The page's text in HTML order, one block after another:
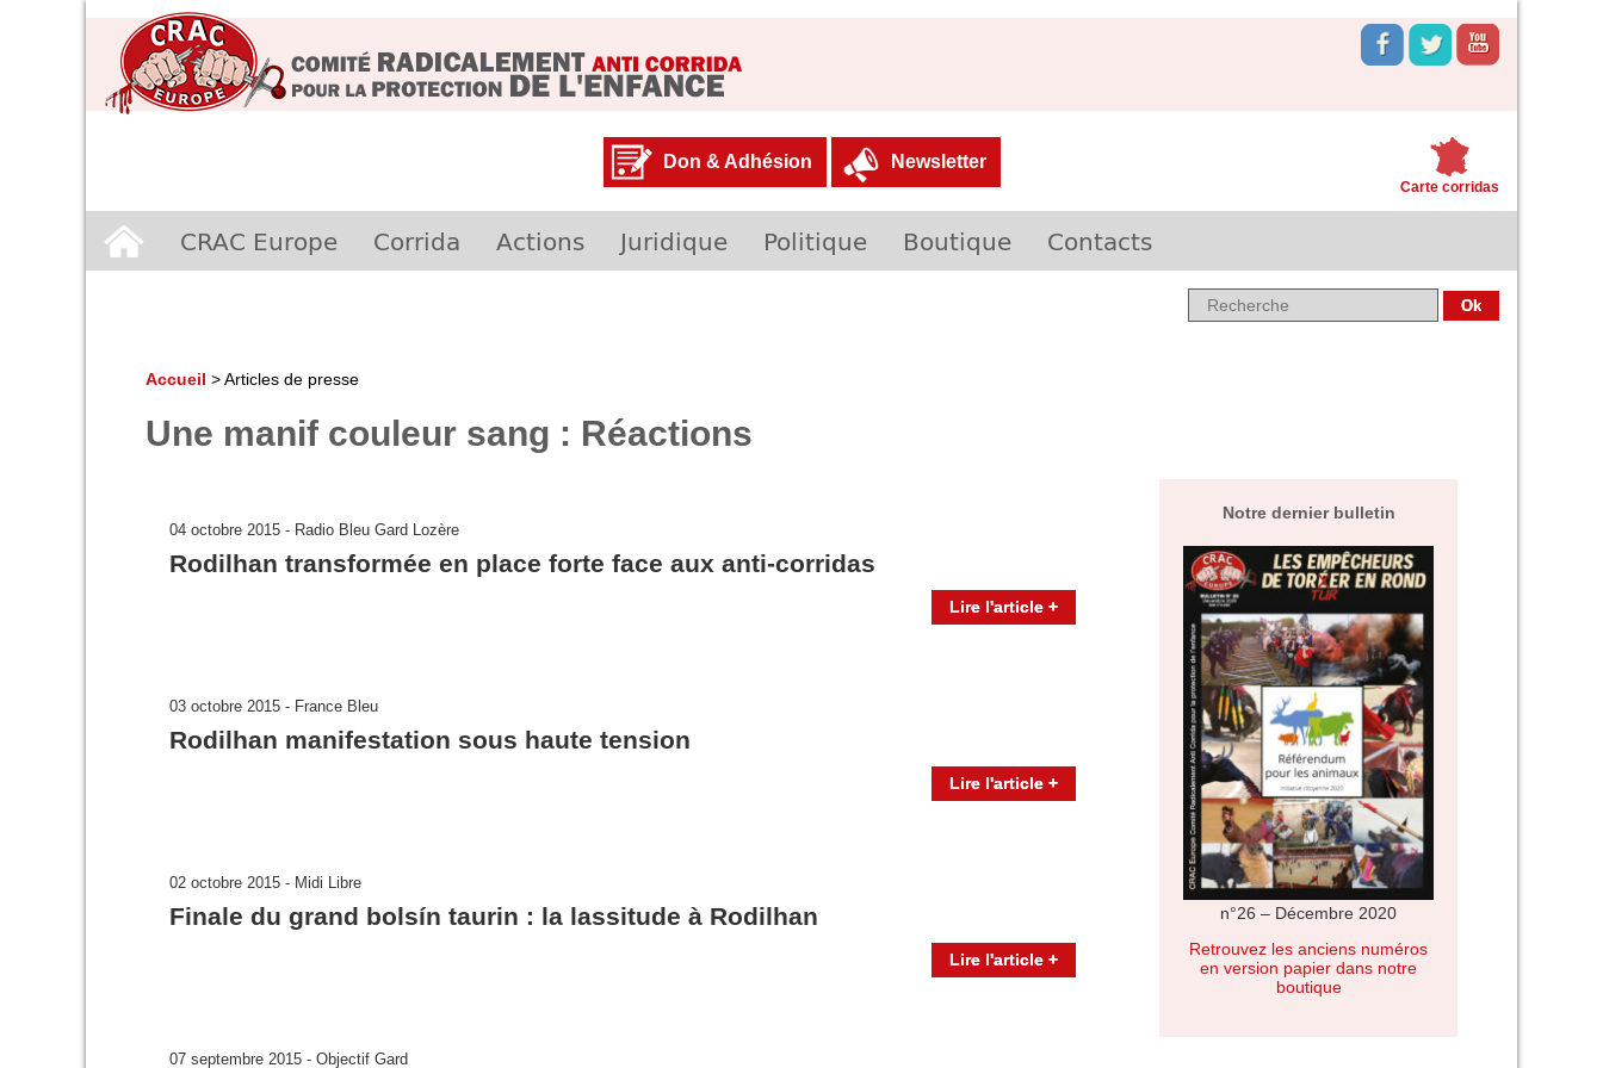
Don & Adhésion Newsletter
Carte corridas
Aller
au
CRAC Europe Corrida Actions Juridique Politique Boutique Contacts
Accueil >Articles de presse
Une manif couleur sang : Réactions
04 octobre 2015 - Radio Bleu Gard Lozère
Rodilhan transformée en place forte face aux anti-corridas
Lire l'article +
03 octobre 2015 - France Bleu
Rodilhan manifestation sous haute tension
Lire l'article +
02 octobre 2015 - Midi Libre
Finale du grand bolsín taurin : la lassitude à Rodilhan
Lire l'article +
07 septembre 2015 - Objectif Gard
Notre dernier bulletin
n°26 – Décembre 2020
Retrouvez les anciens numéros
en version papier dans notre
boutique